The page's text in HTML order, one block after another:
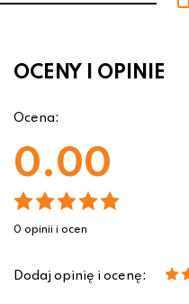
OCENY I OPINIE
Ocena:
0.00
0 opinii i ocen
Dodaj opinię i ocenę: